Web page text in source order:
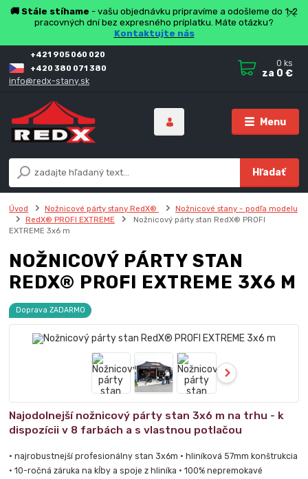
🚚 Stále stíhame - vašu objednávku pripravíme a odošleme do 1-2
pracovných dní bez expresného príplatku. Máte otázku?
Kontaktujte nás
Menu
Hľadať
+421 905 060 020
+420 380 071 380
info@redx-stany.sk
0 ks
za 0 €
Úvod Nožnicové párty stany RedX®
Nožnicové stany - podľa modelu
RedX® PROFI EXTREME
Nožnicový párty stan RedX® PROFI
EXTREME 3x6 m
NOŽNICOVÝ PÁRTY STAN
REDX® PROFI EXTREME 3X6 M
Doprava ZADARMO
Najodolnejší nožnicový párty stan 3x6 m na trhu - k
dispozícii v 8 farbách a s vlastnou potlačou
• najrobustnejší profesionálny stan 3x6m • hliníková 57mm konštrukcia
• 10-ročná záruka na kĺby a spoje z hliníka • 100% nepremokavé